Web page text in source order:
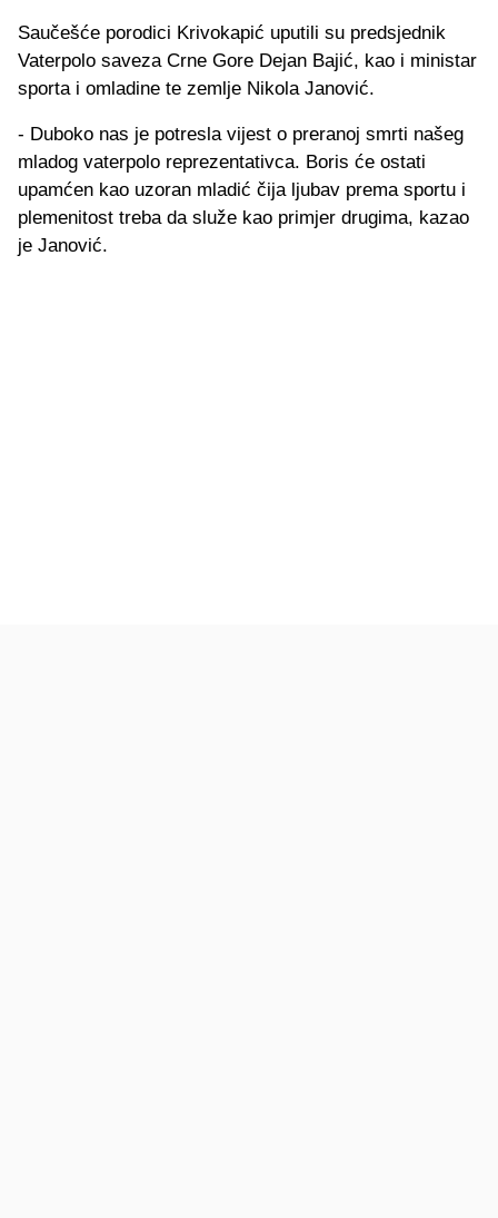
Saučešće porodici Krivokapić uputili su predsjednik
Vaterpolo saveza Crne Gore Dejan Bajić, kao i ministar
sporta i omladine te zemlje Nikola Janović.
- Duboko nas je potresla vijest o preranoj smrti našeg
mladog vaterpolo reprezentativca. Boris će ostati
upamćen kao uzoran mladić čija ljubav prema sportu i
plemenitost treba da služe kao primjer drugima, kazao
je Janović.